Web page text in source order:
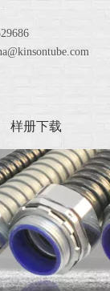
样册下载